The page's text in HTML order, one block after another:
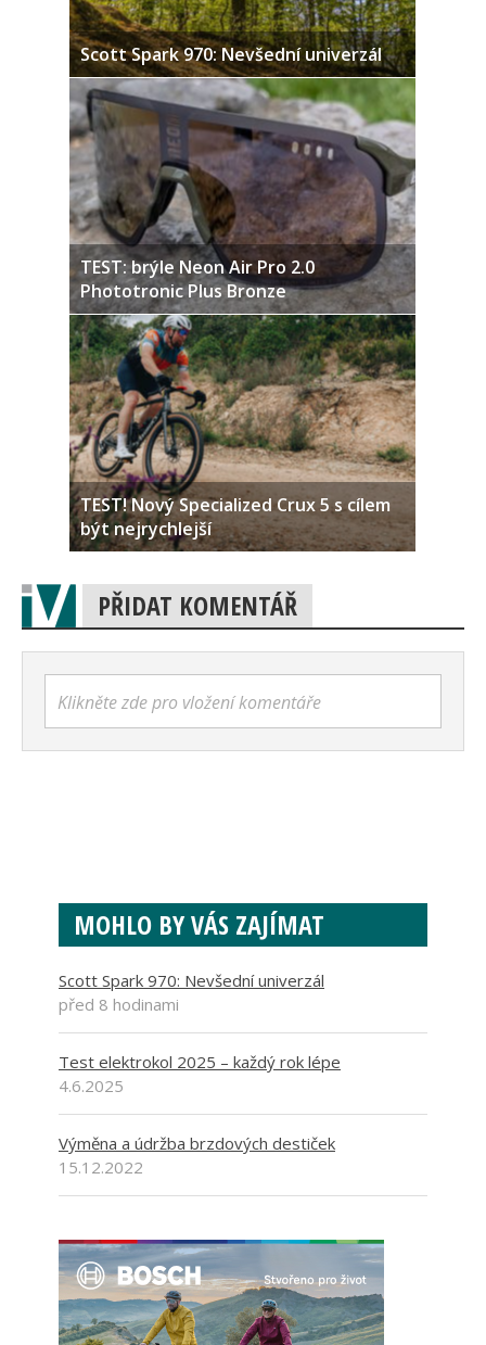
Scott Spark 970: Nevšední univerzál
TEST: brýle Neon Air Pro 2.0
Phototronic Plus Bronze
TEST! Nový Specialized Crux 5 s cílem
být nejrychlejší
PŘIDAT KOMENTÁŘ
Klikněte zde pro vložení komentáře
MOHLO BY VÁS ZAJÍMAT
Scott Spark 970: Nevšední univerzál
před 8 hodinami
Test elektrokol 2025 – každý rok lépe
4.6.2025
Výměna a údržba brzdových destiček
15.12.2022